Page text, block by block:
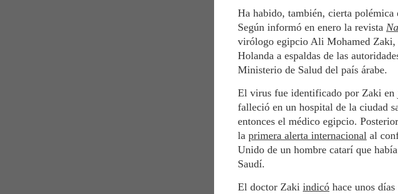
Ha habido, también, cierta
Según informó en enero la revista
virólogo egipcio Ali Mohamed Zaki,
Holanda a espaldas de las
Ministerio de Salud del país árabe.
El virus fue identificado por Zaki en
falleció en un hospital de la ciudad
entonces el médico egipcio.
la primera alerta internacional al
Unido de un hombre catarí que
Saudí.
El doctor Zaki indicó hace unos